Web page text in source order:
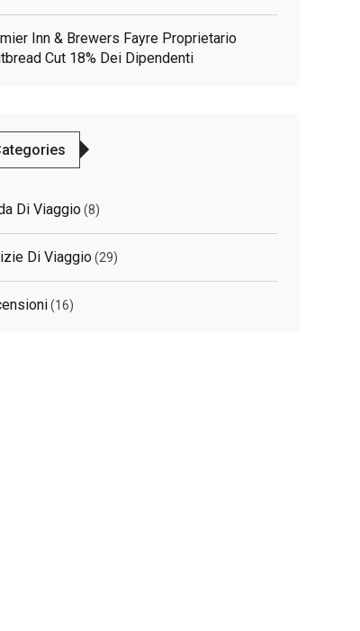
Inn & Brewers Fayre Proprietario
Cut 18% Dei Dipendenti
Di Viaggio(8)
Di Viaggio(29)
(16)